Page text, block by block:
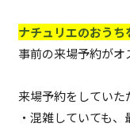
ナチュリエのおうち
事前の来場予約がオ
来場予約をしていた
・混雑していても、